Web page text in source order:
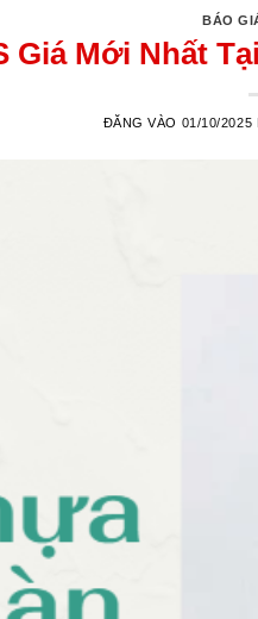
BÁO
Giá Mới Nhất
ĐĂNG VÀO 01/10/2025